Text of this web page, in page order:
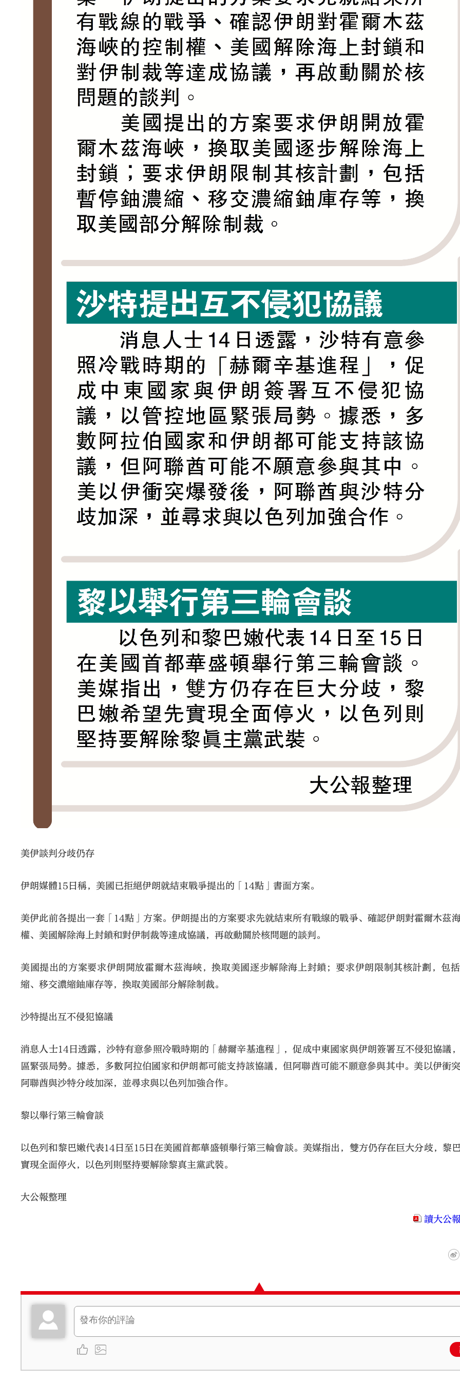
美伊談判分歧仍存
伊朗媒體15日稱，美國已拒絕伊朗就結束戰爭提出的「14點」書面方案。
美伊此前各提出一套「14點」方案。伊朗提出的方案要求先就結束所有戰線的戰爭、確認伊朗對霍爾木茲
權、美國解除海上封鎖和對伊制裁等達成協議，再啟動關於核問題的談判。
美國提出的方案要求伊朗開放霍爾木茲海峽，換取美國逐步解除海上封鎖；要求伊朗限制其核計劃，包
縮、移交濃縮鈾庫存等，換取美國部分解除制裁。
沙特提出互不侵犯協議
消息人士14日透露，沙特有意參照冷戰時期的「赫爾辛基進程」，促成中東國家與伊朗簽署互不侵犯協議
區緊張局勢。據悉，多數阿拉伯國家和伊朗都可能支持該協議，但阿聯酋可能不願意參與其中。美以伊衝
阿聯酋與沙特分歧加深，並尋求與以色列加強合作。
黎以舉行第三輪會談
以色列和黎巴嫩代表14日至15日在美國首都華盛頓舉行第三輪會談。美媒指出，雙方仍存在巨大分歧，黎
實現全面停火，以色列則堅持要解除黎真主黨武裝。
大公報整理
讀大公